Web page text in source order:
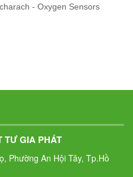
- Oxygen Sensors
TƯ GIA PHÁT
Phường An Hội Tây, Tp.Hồ